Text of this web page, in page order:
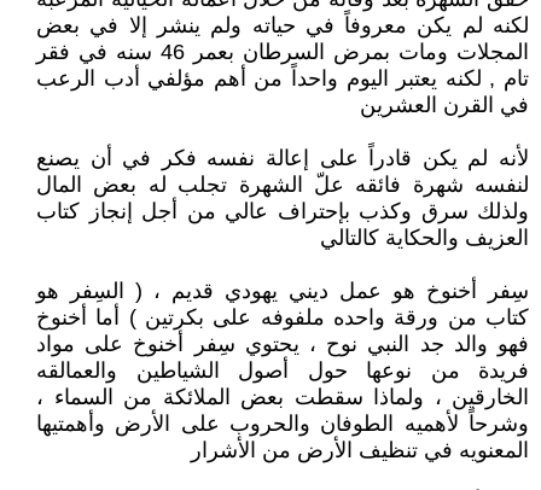
لكنه لم يكن معروفاً في حياته ولم ينشر إلا في بعض
المجلات ومات بمرض السرطان بعمر 46 سنه في فقر
تام , لكنه يعتبر اليوم واحداً من أهم مؤلفي أدب الرعب
في القرن العشرين
لأنه لم يكن قادراً على إعالة نفسه فكر في أن يصنع
لنفسه شهرة فائقه علّ الشهرة تجلب له بعض المال
ولذلك سرق وكذب بإحتراف عالي من أجل إنجاز كتاب
العزيف والحكاية كالتالي
سِفر أخنوخ هو عمل ديني يهودي قديم ، ( السِفر هو
كتاب من ورقة واحده ملفوفه على بكرتين ) أما أخنوخ
فهو والد جد النبي نوح ، يحتوي سِفر أخنوخ على مواد
فريدة من نوعها حول أصول الشياطين والعمالقه
الخارقين ، ولماذا سقطت بعض الملائكة من السماء ،
وشرحاً لأهميه الطوفان والحروب على الأرض وأهمتيها
المعنويه في تنظيف الأرض من الأشرار